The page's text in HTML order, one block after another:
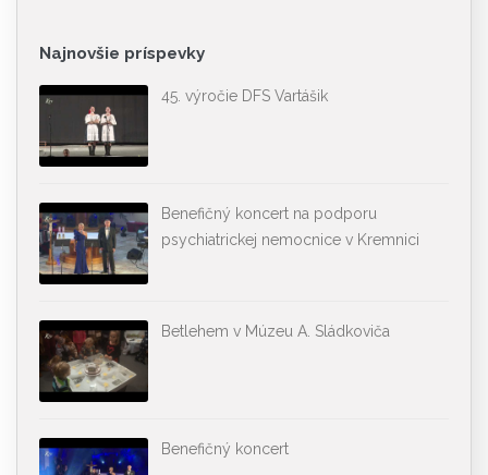
Najnovšie príspevky
45. výročie DFS Vartášik
Benefičný koncert na podporu
psychiatrickej nemocnice v Kremnici
Betlehem v Múzeu A. Sládkoviča
Benefičný koncert